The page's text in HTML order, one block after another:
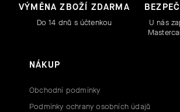
VÝMĚNA ZBOŽÍ ZDARMA
Do 14 dnů s účtenkou
U nás
NÁKUP
Obchodní podmínky
Podmínky ochrany osobních údajů